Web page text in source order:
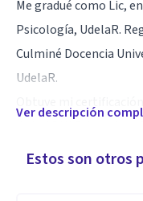
Me gradué como Lic,
Psicología, UdelaR.
Culminé Docencia
UdelaR.
Programming de
Instituto IPSO
Ver descripción
Estos son otros